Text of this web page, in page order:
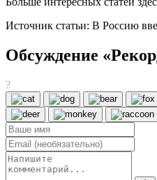
Источник статьи: В Россию
Обсуждение
?